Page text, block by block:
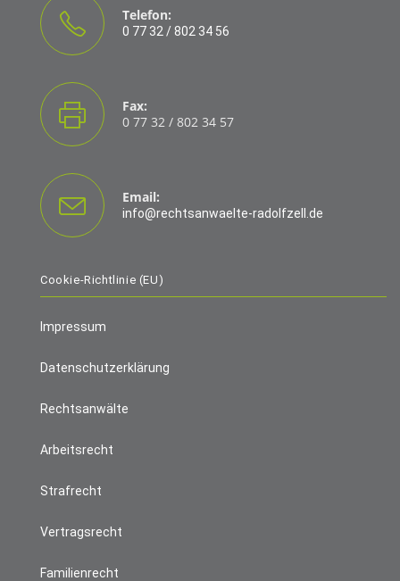
Telefon:
0 77 32 / 802 34 56
Fax:
0 77 32 / 802 34 57
Email:
info@rechtsanwaelte-radolfzell.de
Cookie-Richtlinie (EU)
Impressum
Datenschutzerklärung
Rechtsanwälte
Arbeitsrecht
Strafrecht
Vertragsrecht
Familienrecht